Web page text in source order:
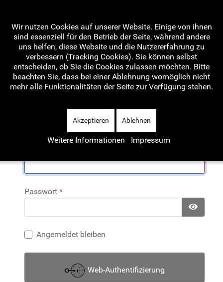
Home Aktuelles Artikel
Wave-Teamblog Termine
Passwort *
Angemeldet bleiben
Web-Authentifizierung
Wir nutzen Cookies auf unserer Website. Einige von ihnen
sind essenziell für den Betrieb der Seite, während andere
uns helfen, diese Website und die Nutzererfahrung zu
verbessern (Tracking Cookies). Sie können selbst
entscheiden, ob Sie die Cookies zulassen möchten. Bitte
beachten Sie, dass bei einer Ablehnung womöglich nicht
mehr alle Funktionalitäten der Seite zur Verfügung stehen.
Akzeptieren Ablehnen
Weitere Informationen Impressum